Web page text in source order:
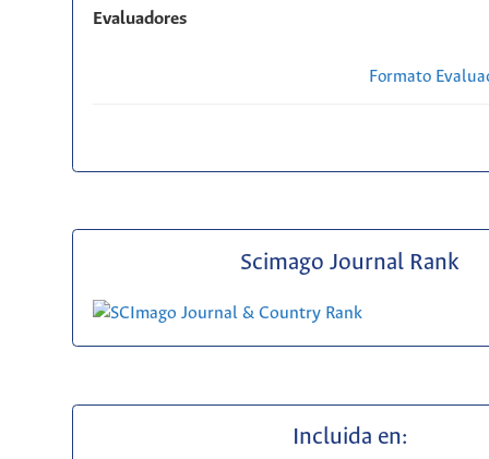
Evaluadores
Formato
Scimago Journal Rank
Incluida en: